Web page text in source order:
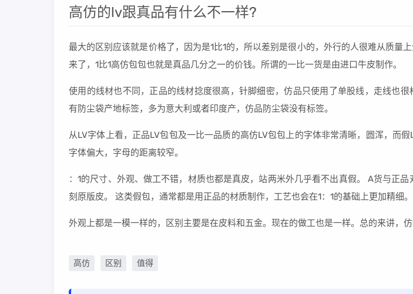
高仿的lv跟真品有什么不一样?
最大的区别应该就是价格了，因为是1比1的，所以差别是很小的，外行的人很难从质量
来了，1比1高仿包包也就是真品几分之一的价钱。所谓的一比一货是由进口牛皮制作。
使用的线材也不同，正品的线材捻度很高，针脚细密，仿品只使用了单股线，走线也
有防尘袋产地标签，多为意大利或者印度产，仿品防尘袋没有标签。
从LV字体上看，正品LV包包及一比一品质的高仿LV包包上的字体非常清晰，圆浑，而假
字体偏大，字母的距离较窄。
：1的尺寸、外观、做工不错，材质也都是真皮，站两米外几乎看不出真假。 A货与正
刻原版皮。 这类假包，通常都是用正品的材质制作，工艺也会在1：1的基础上更加精细。
外观上都是一模一样的，区别主要是在皮料和五金。现在的做工也是一样。总的来讲，仿
高仿 区别 值得